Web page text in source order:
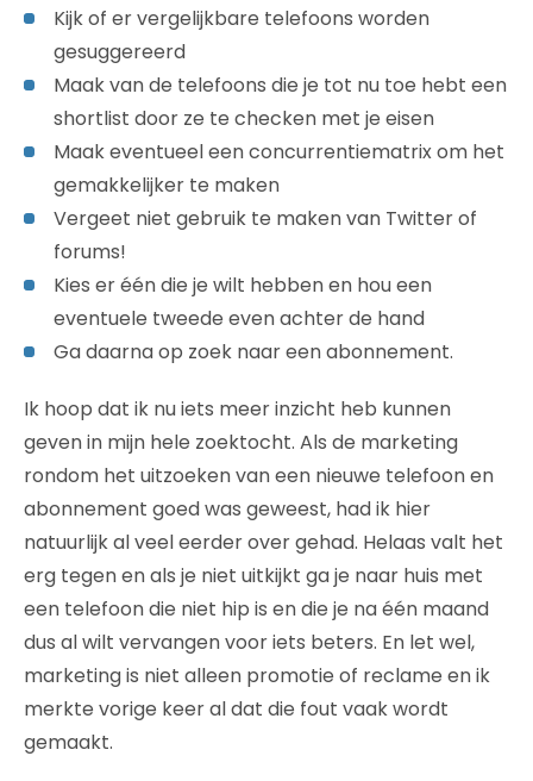
Kijk of er vergelijkbare telefoons worden
gesuggereerd
Maak van de telefoons die je tot nu toe hebt een
shortlist door ze te checken met je eisen
Maak eventueel een concurrentiematrix om het
gemakkelijker te maken
Vergeet niet gebruik te maken van Twitter of
forums!
Kies er één die je wilt hebben en hou een
eventuele tweede even achter de hand
Ga daarna op zoek naar een abonnement.
Ik hoop dat ik nu iets meer inzicht heb kunnen
geven in mijn hele zoektocht. Als de marketing
rondom het uitzoeken van een nieuwe telefoon en
abonnement goed was geweest, had ik hier
natuurlijk al veel eerder over gehad. Helaas valt het
erg tegen en als je niet uitkijkt ga je naar huis met
een telefoon die niet hip is en die je na één maand
dus al wilt vervangen voor iets beters. En let wel,
marketing is niet alleen promotie of reclame en ik
merkte vorige keer al dat die fout vaak wordt
gemaakt.